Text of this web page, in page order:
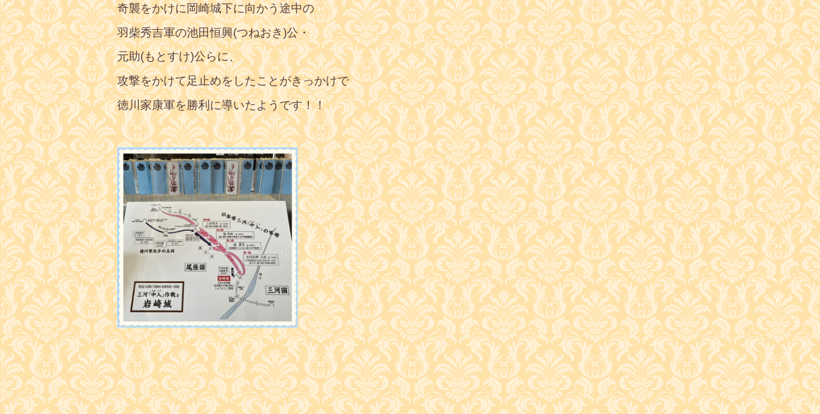
奇襲をかけに岡崎城下に向かう途中の
羽柴秀吉軍の池田恒興(つねおき)公・
元助(もとすけ)公らに、
攻撃をかけて足止めをしたことがきっかけで
徳川家康軍を勝利に導いたようです！！